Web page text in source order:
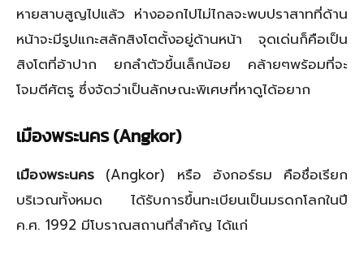
หายสาบสูญไปแล้ว ห่างออกไปไม่ไกลจะพบปราสาทที่ด้าน
หน้าจะมีรูปแกะสลักสิงโตตั้งอยู่ด้านหน้า จุดเด่นก็คือเป็น
สิงโตที่อ้าปาก ยกลำตัวขึ้นเล็กน้อย คล้ายๆพร้อมที่จะ
โจมตีศัตรู ซึ่งจัดว่าเป็นลักษณะพิเศษที่หาดูได้อยาก
เมืองพระนคร (Angkor)
เมืองพระนคร (Angkor) หรือ อังกอร์ธม คือชื่อเรียก
บริเวณทั้งหมด ได้รับการขึ้นทะเบียนเป็นมรดกโลกในปี
ค.ศ. 1992 มีโบราณสถานที่สำคัญ ได้แก่